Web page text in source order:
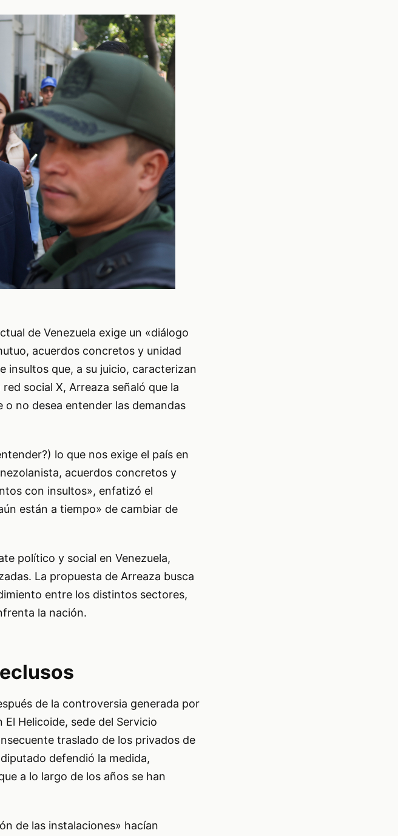
de Venezuela exige un «diálogo
acuerdos concretos y unidad
insultos que, a su juicio, caracterizan
social X, Arreaza señaló que la
no desea entender las demandas
lo que nos exige el país en
acuerdos concretos y
con insultos», enfatizó el
están a tiempo» de cambiar de
político y social en Venezuela,
La propuesta de Arreaza busca
entre los distintos sectores,
la nación.
de la controversia generada por
Helicoide, sede del Servicio
traslado de los privados de
defendió la medida,
a lo largo de los años se han
de las instalaciones» hacían